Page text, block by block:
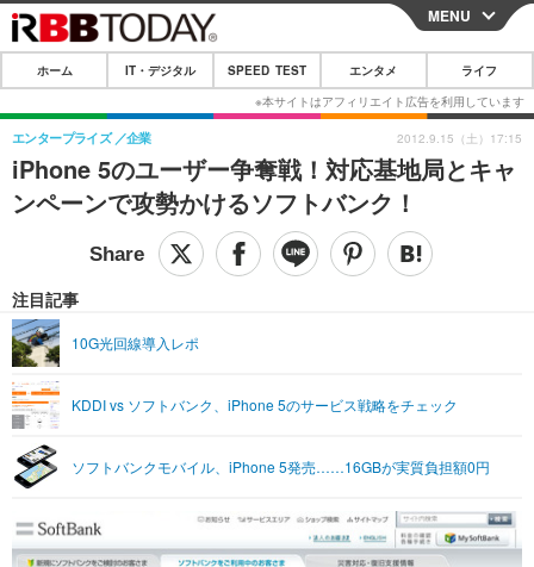
CLOSE
ホーム
IT・デジタル
IT・デジタルTOP スマートフォン
ショッピング その他
SPEED TEST
エンタメTOP 映画・ドラマ
グラビア ブログ
ショッピング その他
ライフTOP
リリース一覧
プッシュ通知の停止方法
MENU
ホーム IT・デジタル SPEED TEST エンタメ ライフ
iPhone 5のユーザー争奪戦！対応基地局とキャ
ンペーンで攻勢かけるソフトバンク！
エンタープライズ 企業
注目記事
10G光回線導入レポ
KDDI vs ソフトバンク、iPhone 5のサービス戦略をチェック
ソフトバンクモバイル、iPhone 5発売……16GBが実質負担額0円
2012.9.15（土）17:15